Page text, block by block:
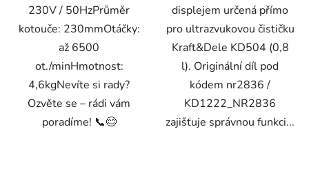
230V / 50HzPrůměr
kotouče: 230mmOtáčky:
až 6500
ot./minHmotnost:
4,6kgNevíte si rady?
Ozvěte se – rádi vám
poradíme! 📞😊
displejem určená přímo
pro ultrazvukovou čističku
Kraft&Dele KD504 (0,8
l). Originální díl pod
kódem nr2836 /
KD1222_NR2836
zajišťuje správnou funkci...